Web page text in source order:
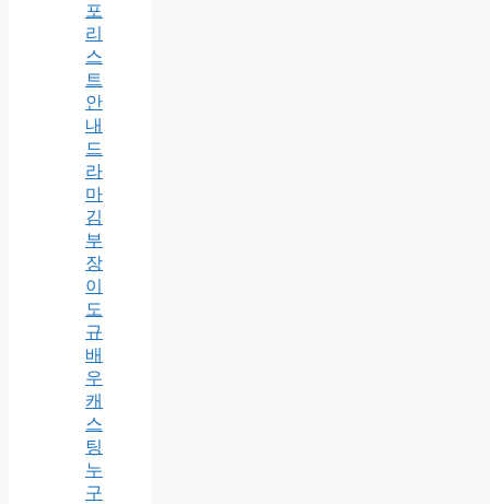
포
리
스
트
안
내
드
라
마
김
부
장
이
도
규
배
우
캐
스
팅
누
구